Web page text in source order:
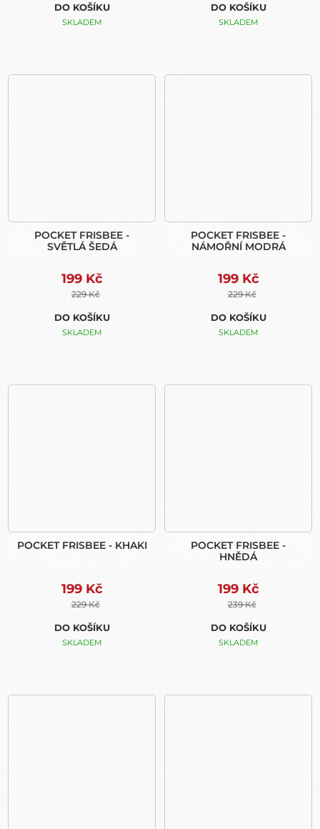
DO KOŠÍKU
SKLADEM
DO KOŠÍKU
SKLADEM
POCKET FRISBEE -
SVĚTLÁ ŠEDÁ
199 Kč
229 Kč
DO KOŠÍKU
SKLADEM
POCKET FRISBEE -
NÁMOŘNÍ MODRÁ
199 Kč
229 Kč
DO KOŠÍKU
SKLADEM
POCKET FRISBEE - KHAKI
199 Kč
229 Kč
DO KOŠÍKU
SKLADEM
POCKET FRISBEE -
HNĚDÁ
199 Kč
239 Kč
DO KOŠÍKU
SKLADEM